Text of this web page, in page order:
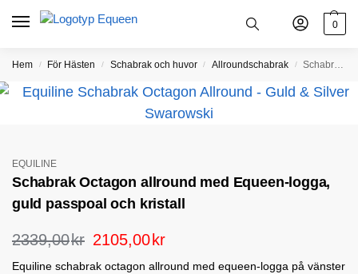
0
Hem / För Hästen / Schabrak och huvor / Allroundschabrak / Schabrak Octagon allround med Equeen-logga, guld passpoal och kristall
EQUILINE
Schabrak Octagon allround med Equeen-logga,
guld passpoal och kristall
2339,00kr 2105,00kr
Equiline schabrak octagon allround med equeen-logga på vänster